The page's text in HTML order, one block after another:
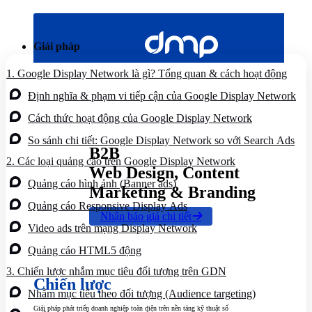
dung
Giải pháp
B2B
Web Design, Content
Marketing & Branding
Nhận báo giá chi tiết
Chiến lược
Giải pháp phát triển doanh nghiệp toàn diện trên nền tảng kỹ thuật số
1. Google Display Network là gì? Tổng quan & cách hoạt động
Định nghĩa & phạm vi tiếp cận của Google Display Network
Cách thức hoạt động của Google Display Network
So sánh chi tiết: Google Display Network so với Search Ads
2. Các loại quảng cáo trên Google Display Network
Quảng cáo hình ảnh (Banner ads)
Quảng cáo Responsive Display Ads
Video ads trên mạng Display Network
Quảng cáo HTML5 động
3. Chiến lược nhắm mục tiêu đối tượng trên GDN
Nhắm mục tiêu theo đối tượng (Audience targeting)